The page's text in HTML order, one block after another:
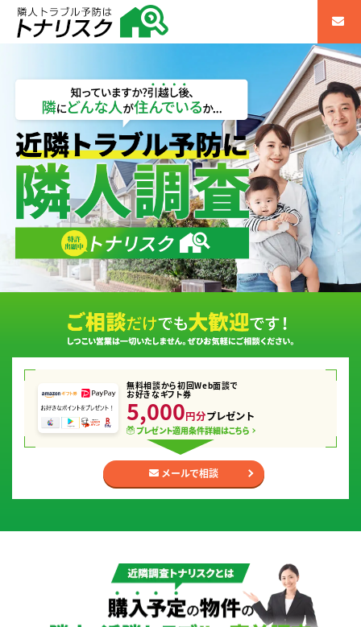
不動産購入前の近隣調査・隣人調査｜近隣トラブル予防のトナリスク（全国対応）
無料相談から初回Web面談で
お好きなギフト券
5,000円分プレゼント
プレゼント適用条件詳細はこちら
メールで相談
隣人調査トナリスクとは｜購入予定の物件の隣人・近隣トラブルを事前調査